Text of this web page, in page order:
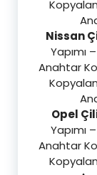
Nissan
Yapımı
Anahtar
Opel
Yapımı
Anahtar